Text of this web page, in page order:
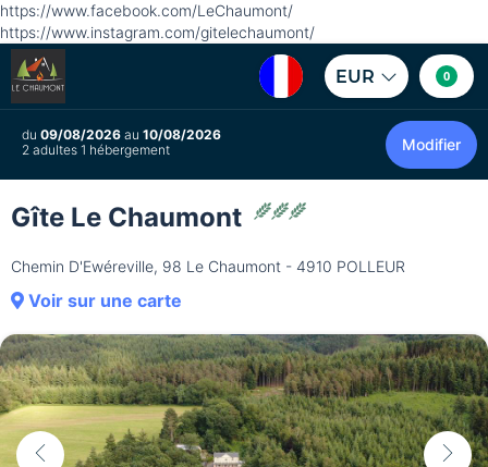
https://www.facebook.com/LeChaumont/
https://www.instagram.com/gitelechaumont/
EUR 0
du 09/08/2026 au 10/08/2026
2 adultes 1 hébergement
Modifier
Gîte Le Chaumont
Chemin D'Ewéreville, 98 Le Chaumont - 4910 POLLEUR
Voir sur une carte